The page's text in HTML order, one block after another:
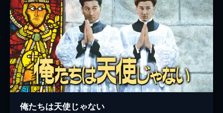
俺たちは天使じゃない